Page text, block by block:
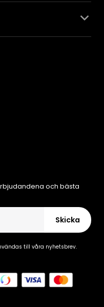
och bästa
Skicka
till våra nyhetsbrev.